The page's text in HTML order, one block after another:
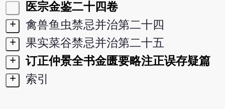
医宗金鉴二十四卷
+
禽兽鱼虫禁忌并治第二十四
+
果实菜谷禁忌并治第二十五
+
订正仲景全书金匮要略注正误存疑篇
+
索引